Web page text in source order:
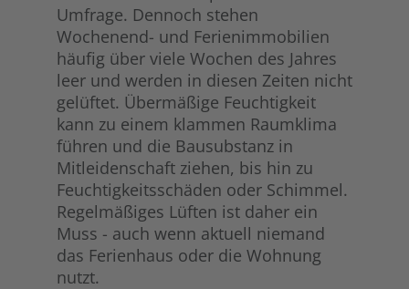
Umfrage. Dennoch stehen
Wochenend- und Ferienimmobilien
häufig über viele Wochen des Jahres
leer und werden in diesen Zeiten nicht
gelüftet. Übermäßige Feuchtigkeit
kann zu einem klammen Raumklima
führen und die Bausubstanz in
Mitleidenschaft ziehen, bis hin zu
Feuchtigkeitsschäden oder Schimmel.
Regelmäßiges Lüften ist daher ein
Muss - auch wenn aktuell niemand
das Ferienhaus oder die Wohnung
nutzt.